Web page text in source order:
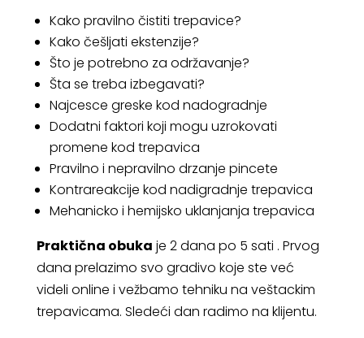
Kako pravilno čistiti trepavice?
Kako češljati ekstenzije?
Što je potrebno za održavanje?
Šta se treba izbegavati?
Najcesce greske kod nadogradnje
Dodatni faktori koji mogu uzrokovati
promene kod trepavica
Pravilno i nepravilno drzanje pincete
Kontrareakcije kod nadigradnje trepavica
Mehanicko i hemijsko uklanjanja trepavica
Praktična obuka je 2 dana po 5 sati . Prvog
dana prelazimo svo gradivo koje ste već
videli online i vežbamo tehniku na veštackim
trepavicama. Sledeći dan radimo na klijentu.